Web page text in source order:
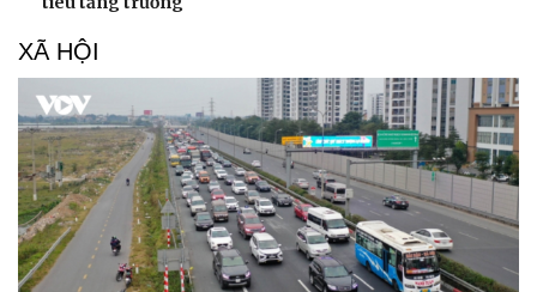
Văn hóa
Sân khấu - Điện ảnh
Văn học
Âm nhạc
Di sản
Giải trí
Nghệ sĩ
Thời trang
Sao Việt
XÃ HỘI